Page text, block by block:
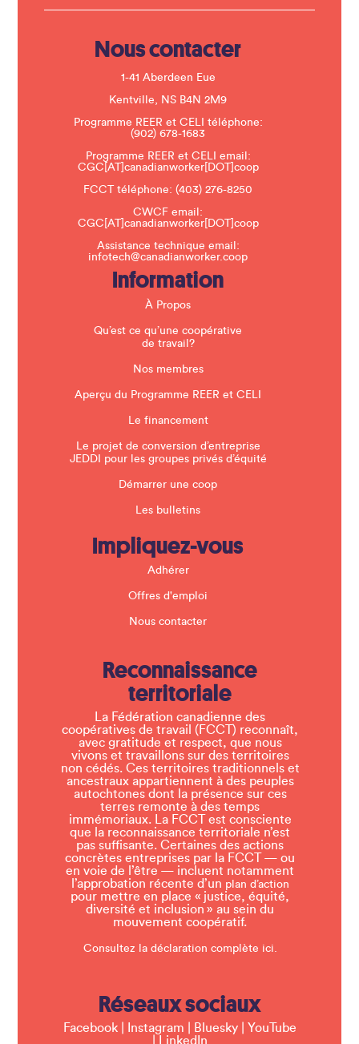
s
Nous contacter
1-41 Aberdeen Eue
Kentville, NS B4N 2M9
Programme REER et CELI téléphone:
(902) 678-1683
Programme REER et CELI email:
CGC[AT]canadianworker[DOT]coop
FCCT téléphone:(403) 276-8250
CWCF email:
CGC[AT]canadianworker[DOT]coop
Assistance technique email:
infotech@canadianworker.coop
Information
À Propos
Qu’est ce qu’une coopérative
de travail?
Nos membres
Aperçu du Programme REER et CELI
Le financement
Le projet de conversion d’entreprise
JEDDI pour les groupes privés d’équité
Démarrer une coop
Les bulletins
Impliquez-vous
Adhérer
Offres d'emploi
Nous contacter
Reconnaissance
territoriale
La Fédération canadienne des
coopératives de travail (FCCT) reconnaît,
avec gratitude et respect, que nous
vivons et travaillons sur des territoires
non cédés. Ces territoires traditionnels et
ancestraux appartiennent à des peuples
autochtones dont la présence sur ces
terres remonte à des temps
immémoriaux. La FCCT est consciente
que la reconnaissance territoriale n’est
pas suffisante. Certaines des actions
concrètes entreprises par la FCCT — ou
en voie de l’être — incluent notamment
l’approbation récente d’un plan d’action
pour mettre en place « justice, équité,
diversité et inclusion » au sein du
mouvement coopératif.
Consultez la déclaration complète ici.
Réseaux sociaux
Facebook| Instagram Bluesky| YouTube
LinkedIn